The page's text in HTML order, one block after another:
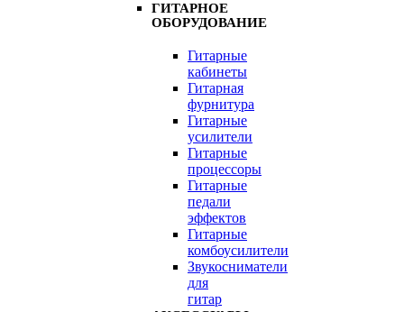
ГИТАРНОЕ
ОБОРУДОВАНИЕ
Гитарные
кабинеты
Гитарная
фурнитура
Гитарные
усилители
Гитарные
процессоры
Гитарные
педали
эффектов
Гитарные
комбоусилители
Звукосниматели
для
гитар